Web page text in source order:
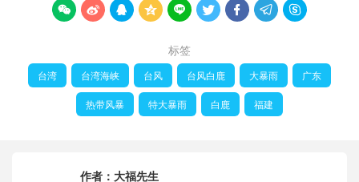
        
标签
台湾 台湾海峡 台风 台风白鹿 大暴雨 广东
热带风暴 特大暴雨 白鹿 福建
作者： 大福先生